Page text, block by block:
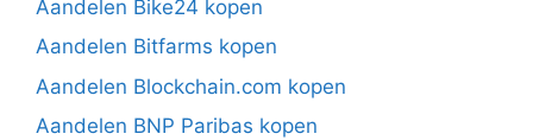
Aandelen Bike24 kopen
Aandelen Bitfarms kopen
Aandelen Blockchain.com kopen
Aandelen BNP Paribas kopen